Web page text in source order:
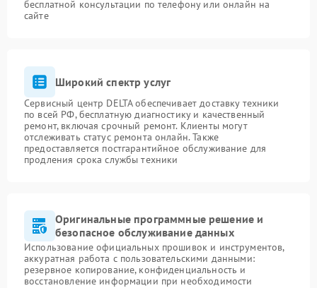
бесплатной консультации по телефону или онлайн на
сайте
Широкий спектр услуг
Сервисный центр DELTA обеспечивает доставку техники
по всей РФ, бесплатную диагностику и качественный
ремонт, включая срочный ремонт. Клиенты могут
отслеживать статус ремонта онлайн. Также
предоставляется постгарантийное обслуживание для
продления срока службы техники
Оригинальные программные решение и
безопасное обслуживание данных
Использование официальных прошивок и инструментов,
аккуратная работа с пользовательскими данными:
резервное копирование, конфиденциальность и
восстановление информации при необходимости